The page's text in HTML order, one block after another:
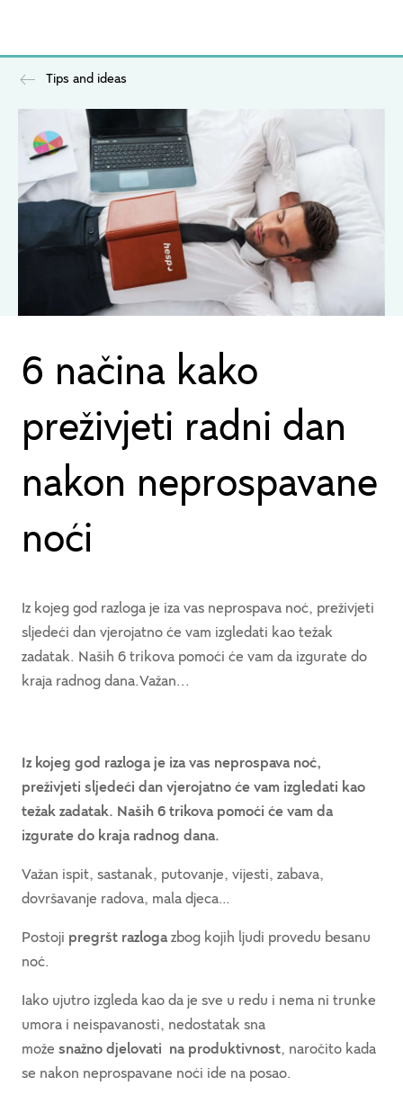
Tips and ideas
6 načina kako
preživjeti radni dan
nakon neprospavane
noći
Iz kojeg god razloga je iza vas neprospava noć, preživjeti
sljedeći dan vjerojatno će vam izgledati kao težak
zadatak. Naših 6 trikova pomoći će vam da izgurate do
kraja radnog dana.Važan...
Iz kojeg god razloga je iza vas neprospava noć,
preživjeti sljedeći dan vjerojatno će vam izgledati kao
težak zadatak. Naših 6 trikova pomoći će vam da
izgurate do kraja radnog dana.
Važan ispit, sastanak, putovanje, vijesti, zabava,
dovršavanje radova, mala djeca…
Postoji pregršt razloga zbog kojih ljudi provedu besanu
noć.
Iako ujutro izgleda kao da je sve u redu i nema ni trunke
umora i neispavanosti, nedostatak sna
može snažno djelovati na produktivnost, naročito kada
se nakon neprospavane noći ide na posao.